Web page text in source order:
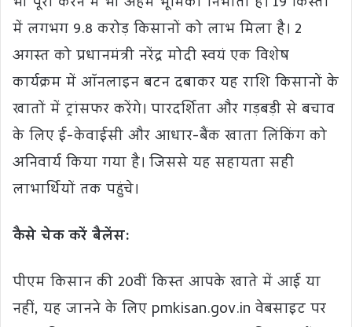
में लगभग 9.8 करोड़ किसानों को लाभ मिला है। 2
अगस्त को प्रधानमंत्री नरेंद्र मोदी स्वयं एक विशेष
कार्यक्रम में ऑनलाइन बटन दबाकर यह राशि किसानों के
खातों में ट्रांसफर करेंगे। पारदर्शिता और गड़बड़ी से बचाव
के लिए ई-केवाईसी और आधार-बैंक खाता लिंकिंग को
अनिवार्य किया गया है। जिससे यह सहायता सही
लाभार्थियों तक पहुंचे।
कैसे चेक करें बैलेंस:
पीएम किसान की 20वीं किस्त आपके खाते में आई या
नहीं, यह जानने के लिए pmkisan.gov.in वेबसाइट पर